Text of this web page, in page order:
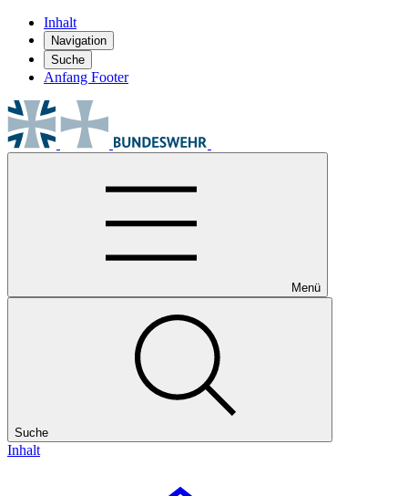
Inhalt
Navigation
Suche
Anfang Footer
Menü
Suche
Inhalt